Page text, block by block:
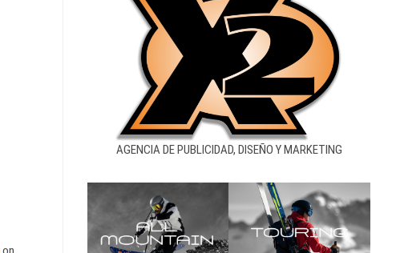
AGENCIA DE PUBLICIDAD, DISEÑO Y MARKETING